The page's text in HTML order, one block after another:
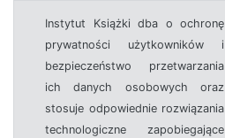
Instytut Książki dba o ochronę
prywatności użytkowników i
bezpieczeństwo przetwarzania
ich danych osobowych oraz
stosuje odpowiednie rozwiązania
technologiczne zapobiegające